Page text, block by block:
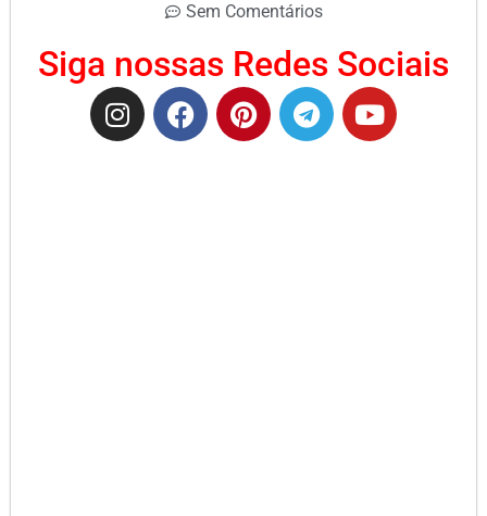
Sem Comentários
Siga nossas Redes Sociais